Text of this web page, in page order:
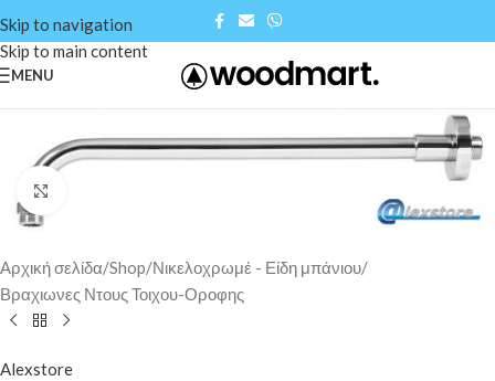
Skip to navigation
Skip to main content
MENU
Αρχική σελίδα/Shop/Νικελοχρωμέ - Είδη μπάνιου/
Βραχιωνες Ντους Τοιχου-Οροφης
Alexstore